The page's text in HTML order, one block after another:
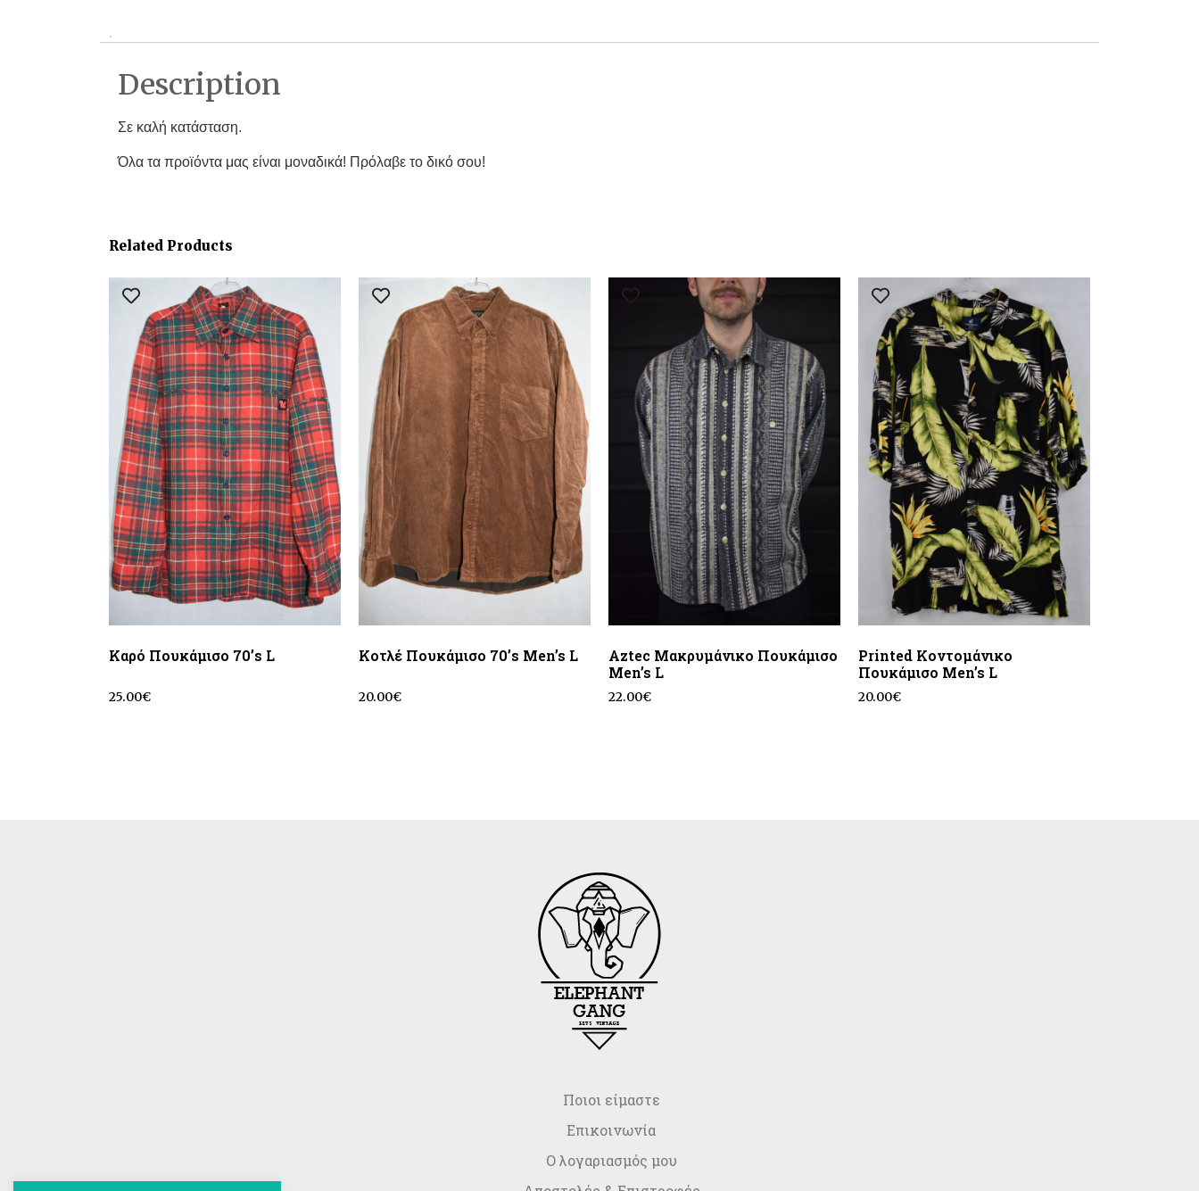
Description
Σε καλή κατάσταση.
Όλα τα προϊόντα μας είναι μοναδικά! Πρόλαβε το δικό σου!
Related Products
Καρό Πουκάμισο 70’s L
25.00€
Κοτλέ Πουκάμισο 70’s Men’s L
20.00€
Aztec Μακρυμάνικο Πουκάμισο
Men’s L
22.00€
Printed Κοντομάνικο
Πουκάμισο Men’s L
20.00€
Ποιοι είμαστε
Επικοινωνία
Ο λογαριασμός μου